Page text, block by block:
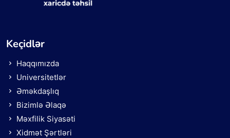
Keçidlər
Haqqımızda
Universitetlər
Əməkdaşlıq
Bizimlə Əlaqə
Məxfilik Siyasəti
Xidmət Şərtləri